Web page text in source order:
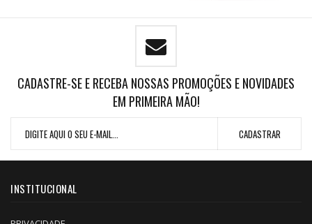
CADASTRE-SE E RECEBA NOSSAS PROMOÇÕES E NOVIDADES
EM PRIMEIRA MÃO!
INSTITUCIONAL